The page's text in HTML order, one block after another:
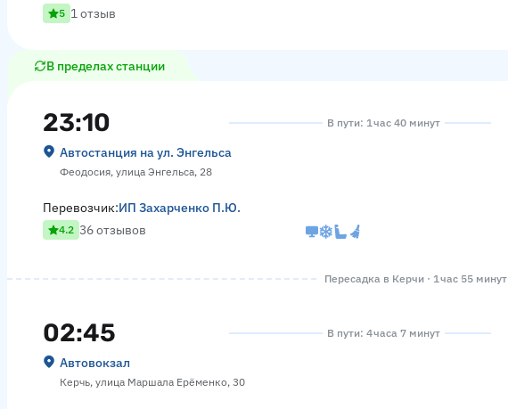
5 1 отзыв
В пределах станции
23:10
Автостанция на ул. Энгельса
Феодосия, улица Энгельса, 28
В пути: 1 час 40 минут
Перевозчик:ИП Захарченко П.Ю.
4.2 36 отзывов
Пересадка в Керчи · 1 час 55 минут
02:45
Автовокзал
Керчь, улица Маршала Ерёменко, 30
В пути: 4 часа 7 минут